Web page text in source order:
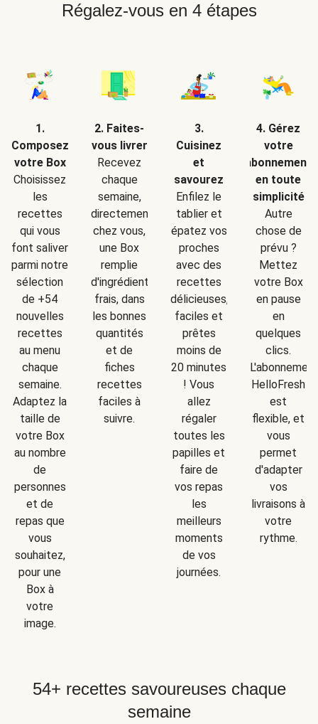
Régalez-vous en 4 étapes
1.
Composez
votre Box
Choisissez
les
recettes
qui vous
font saliver
parmi notre
sélection
de +54
nouvelles
recettes
au menu
chaque
semaine.
Adaptez la
taille de
votre Box
au nombre
de
personnes
et de
repas que
vous
souhaitez,
pour une
Box à
votre
image.
2. Faites-
vous livrer
Recevez
chaque
semaine,
directement
chez vous,
une Box
remplie
d'ingrédients
frais, dans
les bonnes
quantités
et de
fiches
recettes
faciles à
suivre.
3.
Cuisinez
et
savourez
Enfilez le
tablier et
épatez vos
proches
avec des
recettes
délicieuses,
faciles et
prêtes
moins de
20 minutes
! Vous
allez
régaler
toutes les
papilles et
faire de
vos repas
les
meilleurs
moments
de vos
journées.
4. Gérez
votre
abonnement
en toute
simplicité
Autre
chose de
prévu ?
Mettez
votre Box
en pause
en
quelques
clics.
L'abonnement
HelloFresh
est
flexible, et
vous
permet
d'adapter
vos
livraisons à
votre
rythme.
54+ recettes savoureuses chaque
semaine